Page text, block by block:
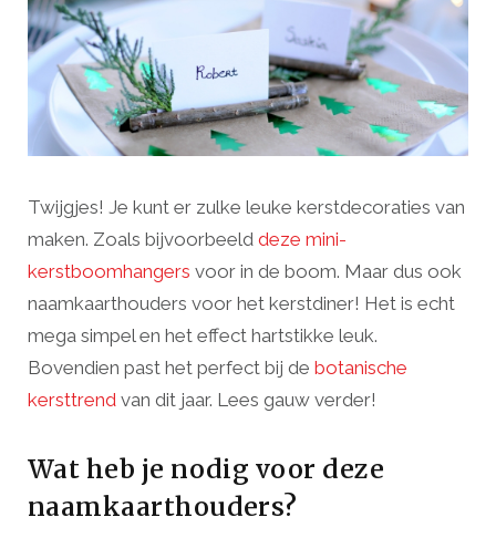
Twijgjes! Je kunt er zulke leuke kerstdecoraties van
maken. Zoals bijvoorbeeld deze mini-
kerstboomhangers voor in de boom. Maar dus ook
naamkaarthouders voor het kerstdiner! Het is echt
mega simpel en het effect hartstikke leuk.
Bovendien past het perfect bij de botanische
kersttrend van dit jaar. Lees gauw verder!
Wat heb je nodig voor deze
naamkaarthouders?